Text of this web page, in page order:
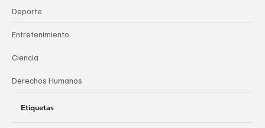
Deporte
Entretenimiento
Ciencia
Derechos Humanos
Etiquetas